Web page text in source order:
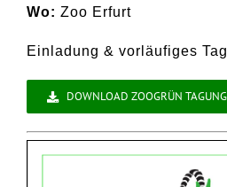
Wo: Zoo Erfurt
Einladung & vorläufiges
DOWNLOAD ZOOGRÜN